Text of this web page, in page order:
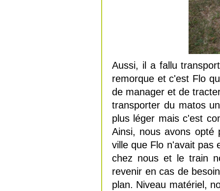
Aussi, il a fallu
remorque et c'est Flo
de manager et de
transporter du matos
plus léger mais c'est
Ainsi, nous avons opté
ville que Flo n'avait pas
chez nous et le train
revenir en cas de
plan. Niveau matériel,